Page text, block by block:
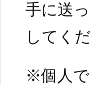
手に送
してく
※個人